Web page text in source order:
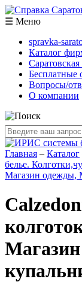
☰ Меню
spravka-
Каталог
Бесплатные
Вопросы/
О компании
Главная – Каталог
белье.
Магазин одежды,